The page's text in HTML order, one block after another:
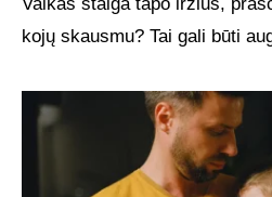
Vaikas staiga tapo irzlus,
kojų skausmu? Tai gali būti